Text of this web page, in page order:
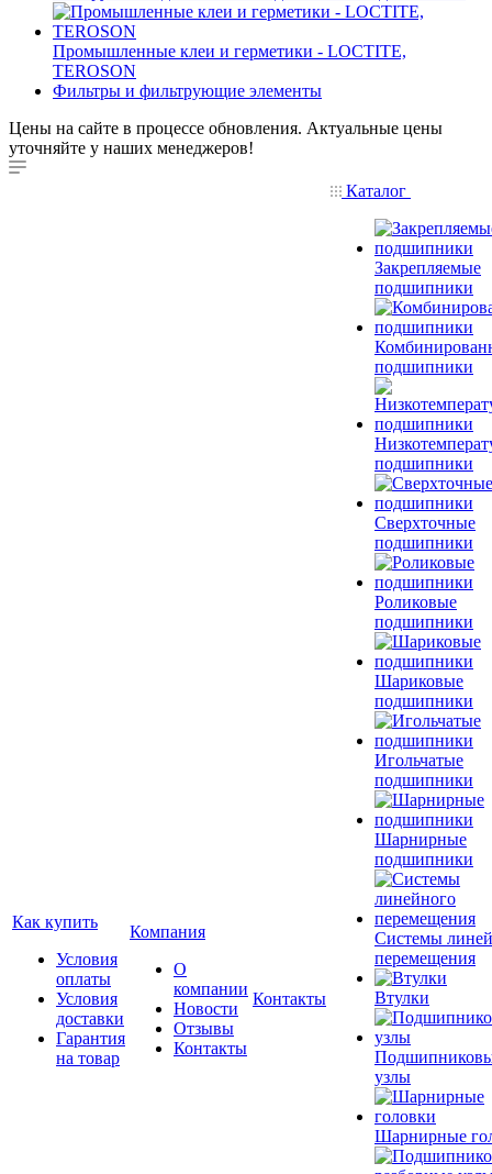
Промышленные клеи и герметики - LOCTITE,
TEROSON
Фильтры и фильтрующие элементы
Цены на сайте в процессе обновления. Актуальные цены
уточняйте у наших менеджеров!
Как купить
Условия
оплаты
Условия
доставки
Гарантия
на товар
Компания
О
компании
Новости
Отзывы
Контакты
Контакты
Каталог
Закрепляемые
подшипники
подшипники
подшипники
Сверхточные
подшипники
Роликовые
подшипники
Шариковые
подшипники
Игольчатые
подшипники
Шарнирные
подшипники
Системы
перемещения
Втулки
узлы
Шарнирные